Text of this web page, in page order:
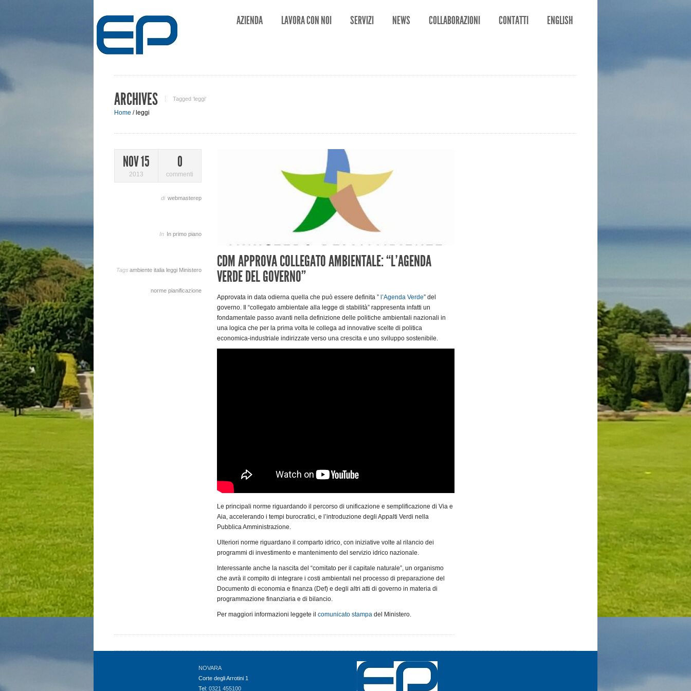
AZIENDA LAVORA CON NOI SERVIZI NEWS COLLABORAZIONI CONTATTI ENGLISH
ARCHIVES Tagged ‘leggi‘
Home / leggi
NOV 15
2013
0
commenti
di webmasterep
In In primo piano
Tags ambiente italia leggi Ministero
norme pianificazione
CDM APPROVA COLLEGATO AMBIENTALE: “L’AGENDA
VERDE DEL GOVERNO”
Approvata in data odierna quella che può essere definita ” l’Agenda Verde” del
governo. Il “collegato ambientale alla legge di stabilità” rappresenta infatti un
fondamentale passo avanti nella definizione delle politiche ambientali nazionali in
una logica che per la prima volta le collega ad innovative scelte di politica
economica-industriale indirizzate verso una crescita e uno sviluppo sostenibile.
Le principali norme riguardando il percorso di unificazione e semplificazione di Via e
Aia, accelerando i tempi burocratici, e l’introduzione degli Appalti Verdi nella
Pubblica Amministrazione.
Ulteriori norme riguardano il comparto idrico, con iniziative volte al rilancio dei
programmi di investimento e mantenimento del servizio idrico nazionale.
Interessante anche la nascita del “comitato per il capitale naturale”, un organismo
che avrà il compito di integrare i costi ambientali nel processo di preparazione del
Documento di economia e finanza (Def) e degli altri atti di governo in materia di
programmazione finanziaria e di bilancio.
Per maggiori informazioni leggete il comunicato stampa del Ministero.
NOVARA
Corte degli Arrotini 1
Tel:0321 455100